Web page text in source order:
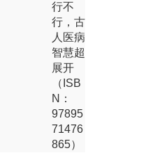
行不
行，古
人医病
智慧超
展开
（ISB
N：
97895
71476
865）